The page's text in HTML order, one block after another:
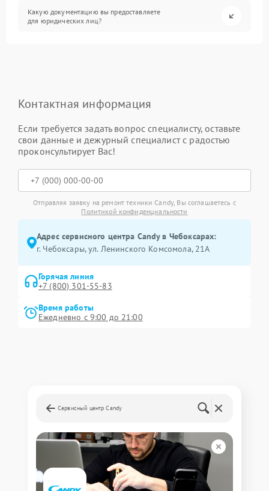
Какую документацию вы предоставляете
для юридических лиц?
Контактная информация
Если требуется задать вопрос специалисту, оставьте
свои данные и дежурный специалист с радостью
проконсультирует Вас!
Отправляя заявку на ремонт техники Candy, Вы соглашаетесь с
Политикой конфиденциальности
Адрес сервисного центра Candy в Чебоксарах:
г. Чебоксары, ул. Ленинского Комсомола, 21А
Горячая линия
+7 (800) 301-55-83
Время работы
Ежедневно с 9:00 до 21:00
Сервисный центр Candy